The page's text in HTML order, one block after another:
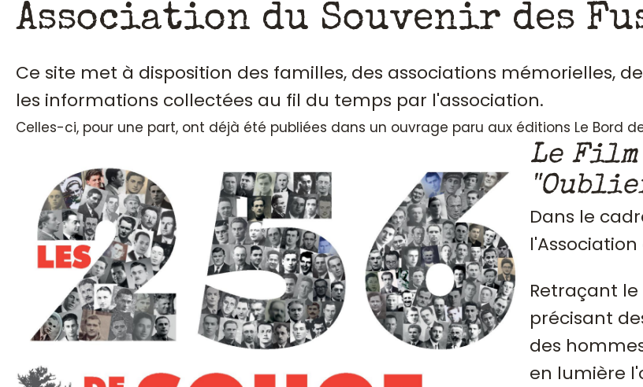
Association du Souvenir des
Ce site met à disposition des familles, des associations mémorielles,
les informations collectées au fil du temps par l'association.
Celles-ci, pour une part, ont déjà été publiées dans un ouvrage paru aux éditions Le Bord
Le Film
Dans le
Retraçant
précisant
des
en lumière